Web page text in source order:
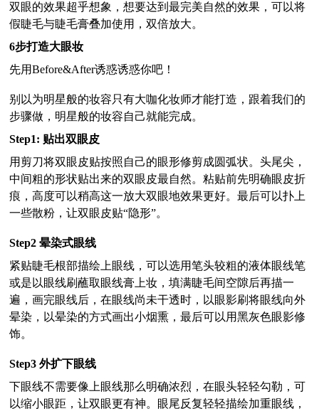
双眼的效果超乎想象，想要达到最完美自然的效果，可以将
假睫毛与睫毛膏叠加使用，双倍放大。
6步打造大眼妆
先用Before&After诱惑诱惑你吧！
别以为明星般的妆容只有大咖化妆师才能打造，跟着我们的
步骤做，明星般的妆容自己就能完成。
Step1: 贴出双眼皮
用剪刀将双眼皮贴按照自己的眼形修剪成圆弧状。头尾尖，
中间粗的形状贴出来的双眼皮最自然。粘贴前先明确眼皮折
痕，高度可以稍高这一放大双眼地效果更好。最后可以扑上
一些散粉，让双眼皮贴“隐形”。
Step2晕染式眼线
紧贴睫毛根部描绘上眼线，可以选用笔头较粗的液体眼线笔
或是以眼线刷蘸取眼线膏上妆，填满睫毛间空隙后再描一
遍，画完眼线后，在眼线尚未干透时，以眼影刷将眼线向外
晕染，以晕染的方式画出小烟熏，最后可以用黑灰色眼影修
饰。
Step3外扩下眼线
下眼线不需要像上眼线那么明确浓烈，在眼头轻轻勾勒，可
以缩小眼距，让双眼更有神。眼尾反复轻轻描绘加重眼线，